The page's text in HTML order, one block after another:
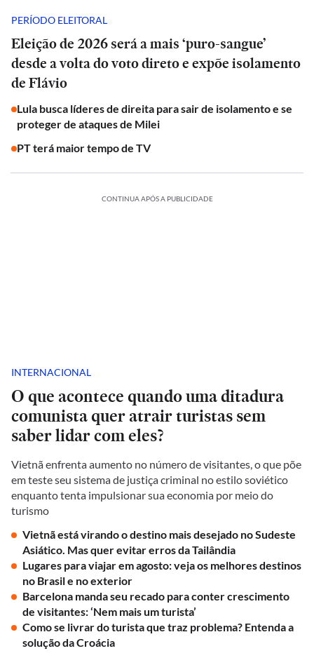
PERÍODO ELEITORAL
Eleição de 2026 será a mais ‘puro-sangue’
desde a volta do voto direto e expõe isolamento
de Flávio
Lula busca líderes de direita para sair de isolamento e se
proteger de ataques de Milei
PT terá maior tempo de TV
CONTINUA APÓS A PUBLICIDADE
INTERNACIONAL
O que acontece quando uma ditadura
comunista quer atrair turistas sem
saber lidar com eles?
Vietnã enfrenta aumento no número de visitantes, o que põe
em teste seu sistema de justiça criminal no estilo soviético
enquanto tenta impulsionar sua economia por meio do
turismo
Vietnã está virando o destino mais desejado no Sudeste
Asiático. Mas quer evitar erros da Tailândia
Lugares para viajar em agosto: veja os melhores destinos
no Brasil e no exterior
Barcelona manda seu recado para conter crescimento
de visitantes: ‘Nem mais um turista’
Como se livrar do turista que traz problema? Entenda a
solução da Croácia